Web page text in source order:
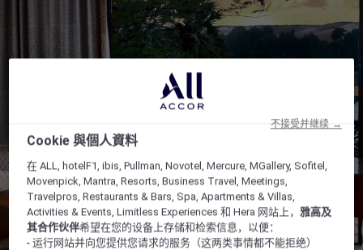
Cookie 與個人資料
在 ALL, hotelF1, ibis, Pullman, Novotel, Mercure, MGallery, Sofitel,
Movenpick, Mantra, Resorts, Business Travel, Meetings,
Travelpros, Restaurants & Bars, Spa, Apartments & Villas,
Activities & Events, Limitless Experiences 和 Hera 网站上，雅高及
其合作伙伴希望在您的设备上存储和检索信息，以便：
- 运行网站并向您提供您请求的服务（这两类事情都不能拒绝）
不接受并继续 →